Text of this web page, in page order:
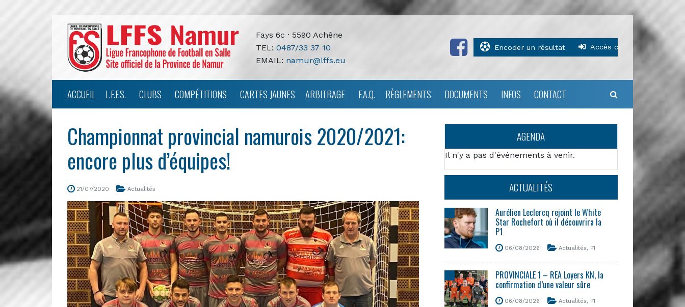
Fays 6c · 5590 Achêne
TEL: 0487/33 37 10
EMAIL: namur@lffs.eu
Encoder un résultat Accès clubs
ACCUEIL L.F.F.S. CLUBS COMPÉTITIONS CARTES JAUNES ARBITRAGE F.A.Q. RÈGLEMENTS DOCUMENTS INFOS CONTACT
Championnat provincial namurois 2020/2021:
encore plus d’équipes!
21/07/2020 Actualités
AGENDA
Il n'y a pas d'événements à venir.
ACTUALITÉS
Aurélien Leclercq rejoint le White
Star Rochefort où il découvrira la
P1
06/08/2026 Actualités, P1
PROVINCIALE 1 – REA Loyers KN, la
confirmation d’une valeur sûre
06/08/2026 Actualités, P1